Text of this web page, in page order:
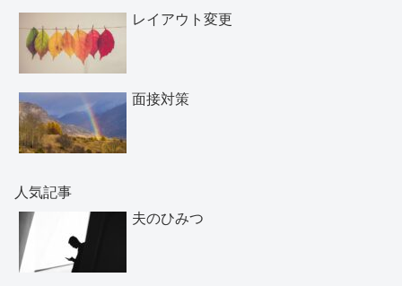
レイアウト変更
面接対策
人気記事
夫のひみつ